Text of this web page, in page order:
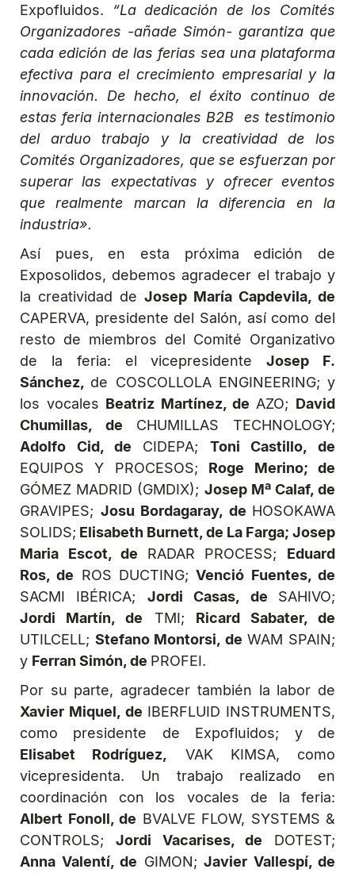
Expofluidos.
“La dedicación de los Comités
Organizadores -añade Simón- garantiza que
cada edición de las ferias sea una plataforma
efectiva para el crecimiento empresarial y la
innovación. De hecho, el éxito continuo de
estas feria internacionales B2B es testimonio
del arduo trabajo y la creatividad de los
Comités Organizadores, que se esfuerzan por
superar las expectativas y ofrecer eventos
que realmente marcan la diferencia en la
industria».
Así pues, en esta próxima edición de
Exposolidos, debemos agradecer el trabajo y
la creatividad de Josep María Capdevila, de
CAPERVA, presidente del Salón, así como del
resto de miembros del Comité Organizativo
de la feria: el vicepresidenteJosep F.
Sánchez, de COSCOLLOLA ENGINEERING; y
los vocales Beatriz Martínez, de AZO; David
Chumillas, de CHUMILLAS TECHNOLOGY;
Adolfo Cid, de CIDEPA; Toni Castillo, de
EQUIPOS Y PROCESOS; Roge Merino; de
GÓMEZ MADRID (GMDIX); Josep Mª Calaf, de
GRAVIPES; Josu Bordagaray, de HOSOKAWA
SOLIDS; Elisabeth Burnett, de La Farga; Josep
Maria Escot, de RADAR PROCESS; Eduard
Ros, de ROS DUCTING;Venció Fuentes, de
SACMI IBÉRICA; Jordi Casas, de SAHIVO;
Jordi Martín, de TMI; Ricard Sabater, de
UTILCELL; Stefano Montorsi, de WAM SPAIN;
y Ferran Simón, de PROFEI.
Por su parte, agradecer también la labor de
Xavier Miquel, de IBERFLUID INSTRUMENTS,
como presidente de Expofluidos; y de
Elisabet Rodríguez, VAK KIMSA, como
vicepresidenta. Un trabajo realizado en
coordinación con los vocales de la feria:
Albert Fonoll, de BVALVE FLOW, SYSTEMS &
CONTROLS; Jordi Vacarises, de DOTEST;
Anna Valentí, de GIMON; Javier Vallespí, de